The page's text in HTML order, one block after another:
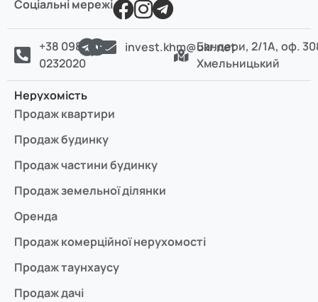
Соціальні мережі
+38 098
0232020
invest.khm@ukr.netБандери, 2/1А, оф.
Хмельницький
Нерухомість
Продаж квартири
Продаж будинку
Продаж частини будинку
Продаж земельної ділянки
Оренда
Продаж комерційної нерухомості
Продаж таунхаусу
Продаж дачі